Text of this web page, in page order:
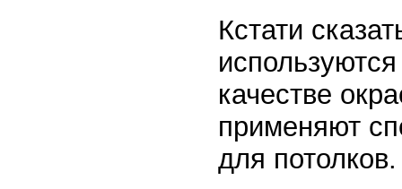
Кстати
качестве
применяют
для потолков.